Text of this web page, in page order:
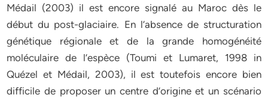
Médail (2003) il est encore signalé au Maroc dès le
début du post-glaciaire. En l’absence de structuration
génétique régionale et de la grande homogénéité
moléculaire de l’espèce (Toumi et Lumaret, 1998 in
Quézel et Médail, 2003), il est toutefois encore bien
difficile de proposer un centre d’origine et un scénario